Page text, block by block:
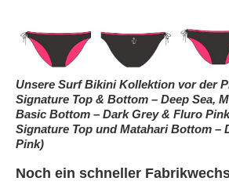
Unsere Surf Bikini Kollektion vor der
Signature Top & Bottom – Deep Sea,
Basic Bottom – Dark Grey & Fluro
Signature Top und Matahari Bottom –
Pink)
Noch ein schneller